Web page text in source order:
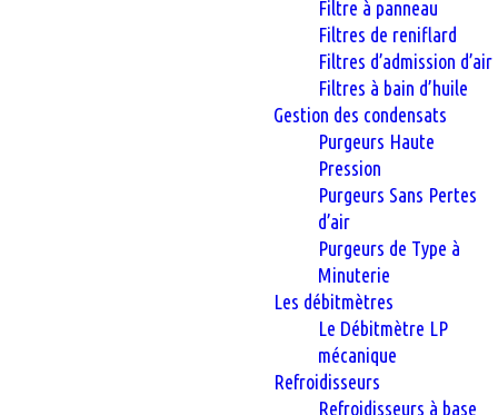
Filtre à panneau
Filtres de reniflard
Filtres d’admission d’air
Filtres à bain d’huile
Gestion des condensats
Purgeurs Haute
Pression
Purgeurs Sans Pertes
d’air
Purgeurs de Type à
Minuterie
Les débitmètres
Le Débitmètre LP
mécanique
Refroidisseurs
Refroidisseurs à base